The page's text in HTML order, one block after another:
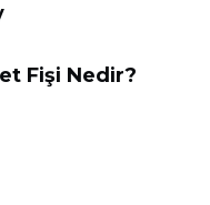
Fişi Nedir?